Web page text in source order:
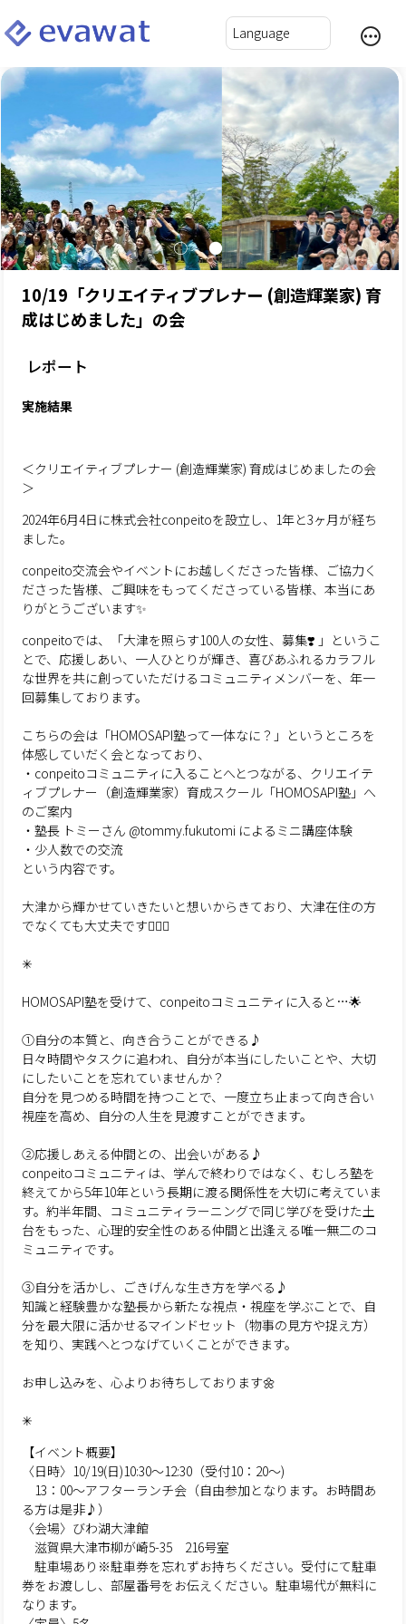
10/19「クリエイティブプレナー (創造輝業家) 育
成はじめました」の会
レポート
実施結果
＜クリエイティブプレナー (創造輝業家) 育成はじめましたの会
＞
2024年6月4日に株式会社conpeitoを設立し、1年と3ヶ月が経ち
ました。
conpeito交流会やイベントにお越しくださった皆様、ご協力く
ださった皆様、ご興味をもってくださっている皆様、本当にあ
りがとうございます✨
conpeitoでは、「大津を照らす100人の女性、募集❣️ 」というこ
とで、応援しあい、一人ひとりが輝き、喜びあふれるカラフル
な世界を共に創っていただけるコミュニティメンバーを、年一
回募集しております。
こちらの会は「HOMOSAPI塾って一体なに？」というところを
体感していだく会となっており、
・conpeitoコミュニティに入ることへとつながる、クリエイテ
ィブプレナー（創造輝業家）育成スクール「HOMOSAPI塾」へ
のご案内
・塾長 トミーさん @tommy.fukutomi によるミニ講座体験
・少人数での交流
という内容です。
大津から輝かせていきたいと想いからきており、大津在住の方
でなくても大丈夫です🙆‍♀️✨
✳︎
HOMOSAPI塾を受けて、conpeitoコミュニティに入ると…🌟
①自分の本質と、向き合うことができる♪
日々時間やタスクに追われ、自分が本当にしたいことや、大切
にしたいことを忘れていませんか？
自分を見つめる時間を持つことで、一度立ち止まって向き合い
視座を高め、自分の人生を見渡すことができます。
②応援しあえる仲間との、出会いがある♪
conpeitoコミュニティは、学んで終わりではなく、むしろ塾を
終えてから5年10年という長期に渡る関係性を大切に考えていま
す。約半年間、コミュニティラーニングで同じ学びを受けた土
台をもった、心理的安全性のある仲間と出逢える唯一無二のコ
ミュニティです。
③自分を活かし、ごきげんな生き方を学べる♪
知識と経験豊かな塾長から新たな視点・視座を学ぶことで、自
分を最大限に活かせるマインドセット（物事の見方や捉え方）
を知り、実践へとつなげていくことができます。
お申し込みを、心よりお待ちしております🌼
✳︎
【イベント概要】
〈日時〉10/19(日)10:30〜12:30（受付10：20〜)
13：00～アフターランチ会（自由参加となります。お時間あ
る方は是非♪）
〈会場〉びわ湖大津館
滋賀県大津市柳が崎5-35 216号室
駐車場あり※駐車券を忘れずお持ちください。受付にて駐車
券をお渡しし、部屋番号をお伝えください。駐車場代が無料に
なります。